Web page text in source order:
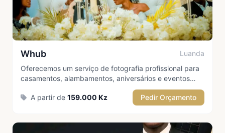
Whub
Luanda
Oferecemos um serviço de fotografia profissional para
casamentos, alambamentos, aniversários e eventos
corporativos, captando cada momento com qualidade,
criatividade e emoção. Garantimos imagens
memoráveis que eternizam os melhores momentos da
A partir de 159.000 Kz Pedir Orçamento